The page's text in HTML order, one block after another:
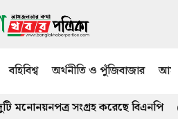
বহিবিশ্ব অর্থনীতি ও পুঁজিবাজার
সংগ্রহ করেছে বিএনপি